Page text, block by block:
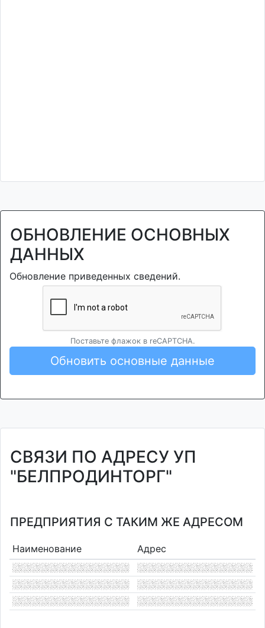
ОБНОВЛЕНИЕ ОСНОВНЫХ
ДАННЫХ
Обновление приведенных сведений.
Поставьте флажок в reCAPTCHA.
Обновить основные данные
СВЯЗИ ПО АДРЕСУ УП
"БЕЛПРОДИНТОРГ"
ПРЕДПРИЯТИЯ С ТАКИМ ЖЕ АДРЕСОМ
Наименование Адрес